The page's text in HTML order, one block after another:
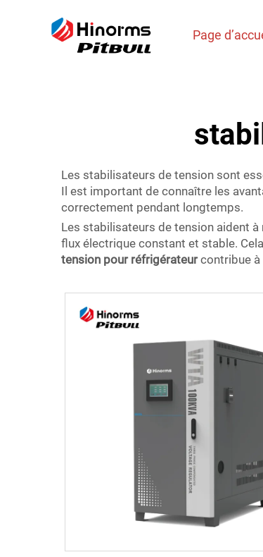
Page
Les stabilisateurs de tension sont
Il est important de connaître les
correctement pendant longtemps.
Les stabilisateurs de tension aident
flux électrique constant et stable.
tension pour réfrigérateurcontribue à